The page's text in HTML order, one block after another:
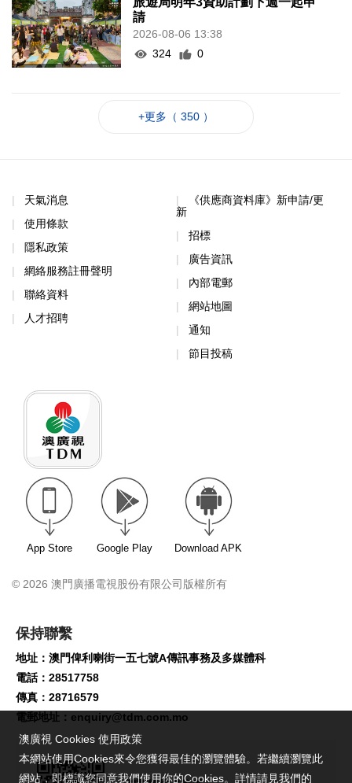
請
2026-08-06 13:38
324
0
+更多（ 350 ）
天氣消息
使用條款
隱私政策
網絡服務註冊聲明
聯絡資料
人才招聘
《供應商資料庫》新申請/更
新
招標
廣告資訊
內部電郵
網站地圖
通知
節目投稿
App Store Google Play Download APK
© 2026 澳門廣播電視股份有限公司版權所有
保持聯繫
地址：澳門俾利喇街一五七號A傳訊事務及多媒體科
電話：28517758
傳真：28716579
電郵地址： enquiry@tdm.com.mo
澳廣視 Cookies 使用政策
本網站使用Cookies來令您獲得最佳的瀏覽體驗。若繼續瀏覽此
網站，即標識您同意我們使用你的Cookies。詳情請見我們的